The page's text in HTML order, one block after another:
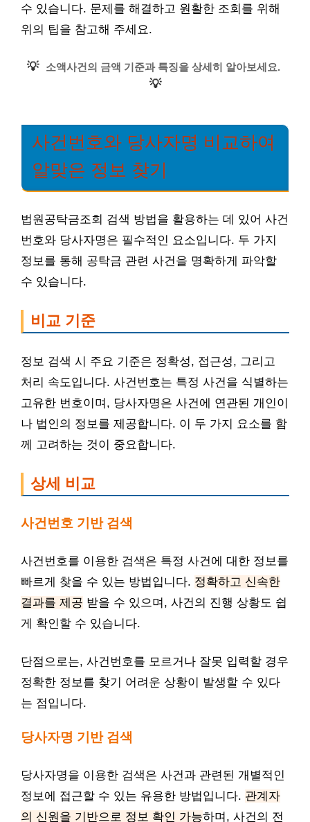
수 있습니다. 문제를 해결하고 원활한 조회를 위해
위의 팁을 참고해 주세요.
💡 소액사건의 금액 기준과 특징을 상세히 알아보세요.
💡
사건번호와 당사자명 비교하여
알맞은 정보 찾기
법원공탁금조회 검색 방법을 활용하는 데 있어 사건
번호와 당사자명은 필수적인 요소입니다. 두 가지
정보를 통해 공탁금 관련 사건을 명확하게 파악할
수 있습니다.
비교 기준
정보 검색 시 주요 기준은 정확성, 접근성, 그리고
처리 속도입니다. 사건번호는 특정 사건을 식별하는
고유한 번호이며, 당사자명은 사건에 연관된 개인이
나 법인의 정보를 제공합니다. 이 두 가지 요소를 함
께 고려하는 것이 중요합니다.
상세 비교
사건번호 기반 검색
사건번호를 이용한 검색은 특정 사건에 대한 정보를
빠르게 찾을 수 있는 방법입니다. 정확하고 신속한
결과를 제공 받을 수 있으며, 사건의 진행 상황도 쉽
게 확인할 수 있습니다.
단점으로는, 사건번호를 모르거나 잘못 입력할 경우
정확한 정보를 찾기 어려운 상황이 발생할 수 있다
는 점입니다.
당사자명 기반 검색
당사자명을 이용한 검색은 사건과 관련된 개별적인
정보에 접근할 수 있는 유용한 방법입니다. 관계자
의 신원을 기반으로 정보 확인 가능하며, 사건의 전